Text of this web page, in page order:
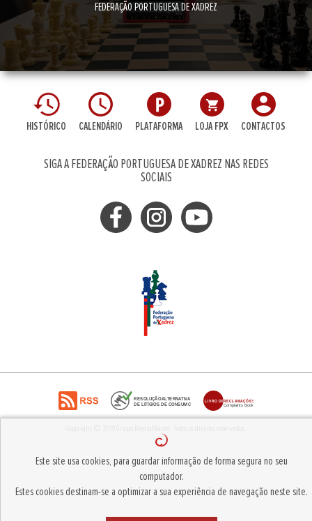
FEDERAÇÃO PORTUGUESA DE XADREZ
HISTÓRICO CALENDÁRIO PLATAFORMA LOJA FPX CONTACTOS
SIGA A FEDERAÇÃO PORTUGUESA DE XADREZ NAS REDES
SOCIAIS